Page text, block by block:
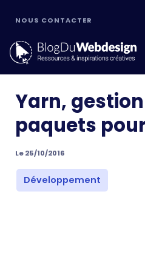
NOUS CONTACTER
Yarn,
paquets
Le 25/10/2016
Développement